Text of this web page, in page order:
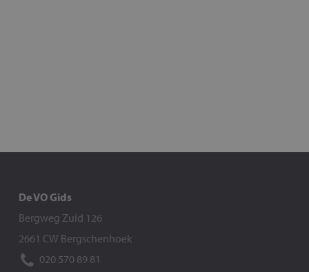
De VO Gids
Bergweg Zuid 126
2661 CW Bergschenhoek
020 570 89 81